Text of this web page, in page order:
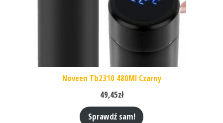
Noveen Tb2310 480Ml Czarny
49,45zł
Sprawdź sam!